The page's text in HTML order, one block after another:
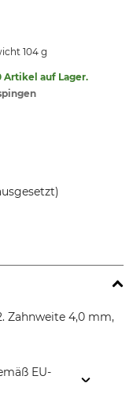
104 g
Artikel auf Lager.
Zahnweite 4,0 mm,
EU-